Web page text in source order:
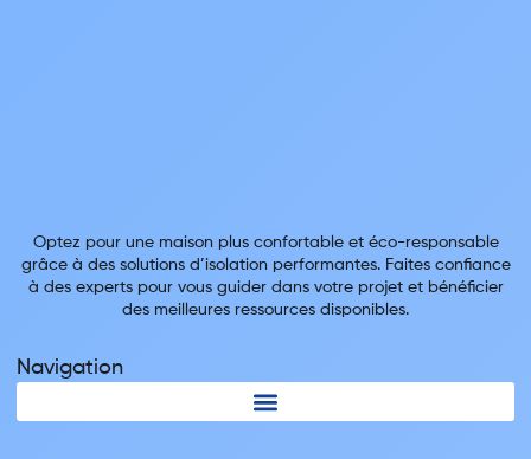
Optez pour une maison plus confortable et éco-responsable
grâce à des solutions d’isolation performantes. Faites confiance
à des experts pour vous guider dans votre projet et bénéficier
des meilleures ressources disponibles.
Navigation